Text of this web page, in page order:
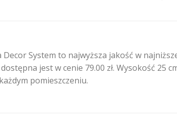
System to najwyższa jakość w
jest w cenie 79.00 zł. Wysokość 25
pomieszczeniu.